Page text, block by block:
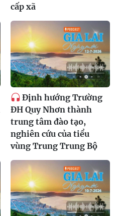
cấp xã
Định hướng Trường
ĐH Quy Nhơn thành
trung tâm đào tạo,
nghiên cứu của tiểu
vùng Trung Trung Bộ